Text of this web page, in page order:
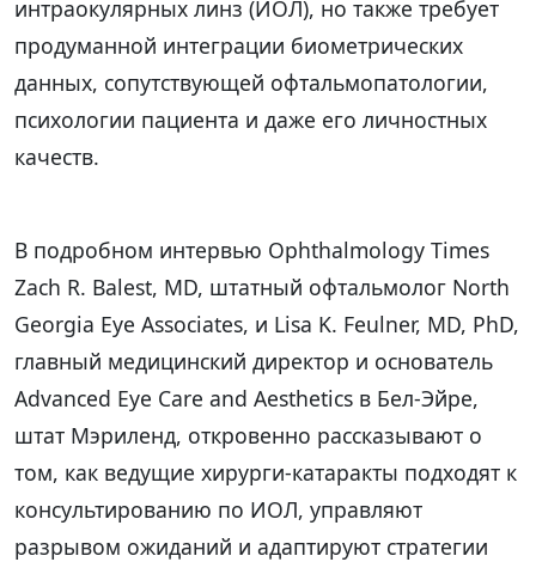
интраокулярных линз (ИОЛ), но также требует
продуманной интеграции биометрических
данных, сопутствующей офтальмопатологии,
психологии пациента и даже его личностных
качеств.
В подробном интервью Ophthalmology Times
Zach R. Balest, MD, штатный офтальмолог North
Georgia Eye Associates, и Lisa K. Feulner, MD, PhD,
главный медицинский директор и основатель
Advanced Eye Care and Aesthetics в Бел-Эйре,
штат Мэриленд, откровенно рассказывают о
том, как ведущие хирурги-катаракты подходят к
консультированию по ИОЛ, управляют
разрывом ожиданий и адаптируют стратегии